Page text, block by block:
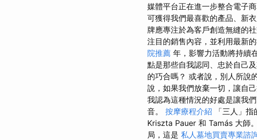
媒體平台正在進一步整合電子
可獲得我們最喜歡的產品、新
牌應專注於為客戶創造無縫的
注目的銷售內容，並利用最新
院推薦 年，影響力活動將持續
點是那些自我認同、忠於自己
的巧合嗎？ 或者說，別人所說
說，如果我們放棄一切，讓自
我認為這種情況的好處是讓我
音。 按摩療程介紹 「三人」指
Kriszta Pauer 和 Tamás 大師
局，這是 私人墓地買賣專業諮